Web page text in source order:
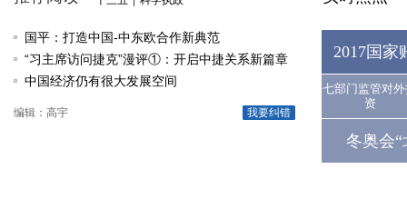
国平：打造中国-中东欧合作新典范
“习主席访问捷克”漫评①：开启中捷关系新篇章
中国经济仍有很大发展空间
我要纠错
编辑：高宇
2017国家
七部门监管对
资
冬奥会“